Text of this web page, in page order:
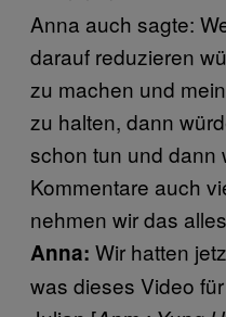
Anna auch sagte:
darauf reduzieren
zu machen und
zu halten, dann
schon tun und dann
Kommentare auch
nehmen wir das
Anna: Wir hatten
was dieses Video